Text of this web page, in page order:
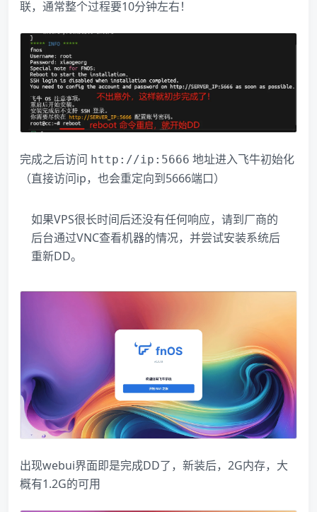
联，通常整个过程要10分钟左右！
完成之后访问 http://ip:5666 ​ 地址进入飞牛初始化
（直接访问ip，也会重定向到5666端口）
如果VPS很长时间后还没有任何响应，请到厂商的
后台通过VNC查看机器的情况，并尝试安装系统后
重新DD。
出现webui界面即是完成DD了，新装后，2G内存，大
概有1.2G的可用